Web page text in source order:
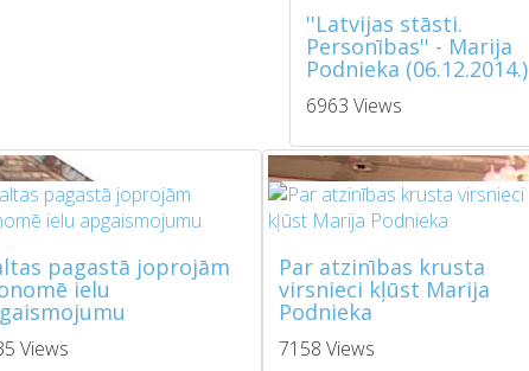
''Latvijas stāsti.
Personības'' - Marija
Podnieka (06.12.2014.)
6963 Views
pagastā joprojām
ielu
Views
Par atzinības krusta
virsnieci kļūst Marija
Podnieka
7158 Views